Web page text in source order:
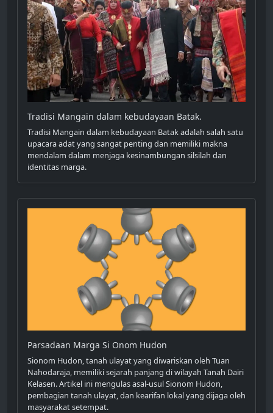
Tradisi Mangain dalam kebudayaan Batak.
Tradisi Mangain dalam kebudayaan Batak adalah salah satu
upacara adat yang sangat penting dan memiliki makna
mendalam dalam menjaga kesinambungan silsilah dan
identitas marga.
Parsadaan Marga Si Onom Hudon
Sionom Hudon, tanah ulayat yang diwariskan oleh Tuan
Nahodaraja, memiliki sejarah panjang di wilayah Tanah Dairi
Kelasen. Artikel ini mengulas asal-usul Sionom Hudon,
pembagian tanah ulayat, dan kearifan lokal yang dijaga oleh
masyarakat setempat.